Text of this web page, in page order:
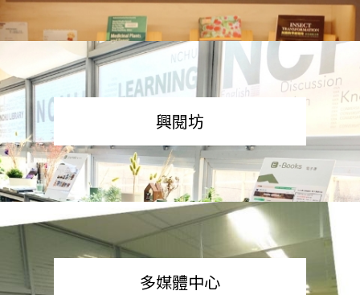
興閱坊
多媒體中心